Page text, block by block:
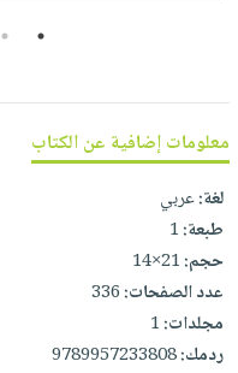
كتابك
تواصل
معنا
1
2
معلومات إضافية عن الكتاب
لغة:عربي
طبعة:1
حجم:21×14
عدد الصفحات:336
مجلدات:1
ردمك:9789957233808